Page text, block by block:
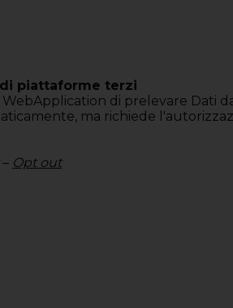
piattaforme terzi
di prelevare Dati
ma richiede
– Opt out